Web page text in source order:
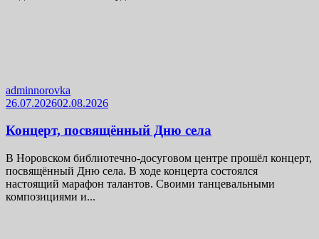
adminnorovka
26.07.202602.08.2026
Концерт, посвящённый Дню села
В Норовском библиотечно-досуговом центре прошёл концерт,
посвящённый Дню села. В ходе концерта состоялся
настоящий марафон талантов. Своими танцевальными
композициями и...